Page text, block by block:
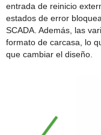
entrada de reinicio
estados de error
SCADA. Además, las
formato de carcasa, lo
que cambiar el diseño.